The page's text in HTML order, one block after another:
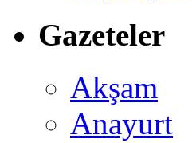
Gazeteler
Akşam
Anayurt